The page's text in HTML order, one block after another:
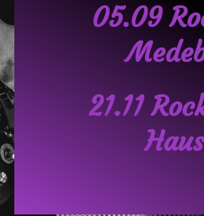
05.09
21.11